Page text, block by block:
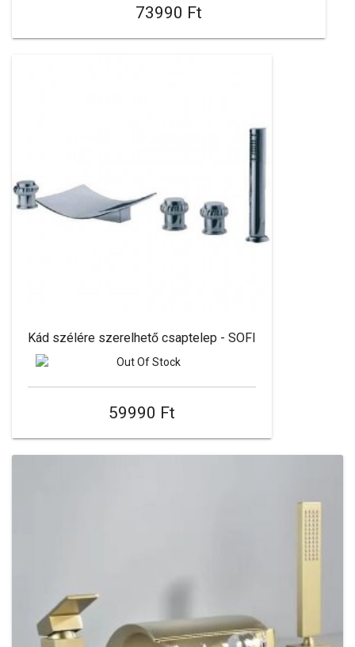
73990 Ft
Kád szélére szerelhető csaptelep - SOFI
59990 Ft